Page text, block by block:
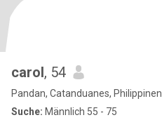
carol, 54
Pandan, Catanduanes, Philippinen
Suche: Männlich 55 - 75